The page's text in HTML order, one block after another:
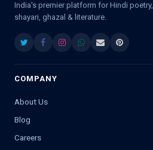
India's premier platform for Hindi poetry,
shayari, ghazal & literature.
COMPANY
About Us
Blog
Careers